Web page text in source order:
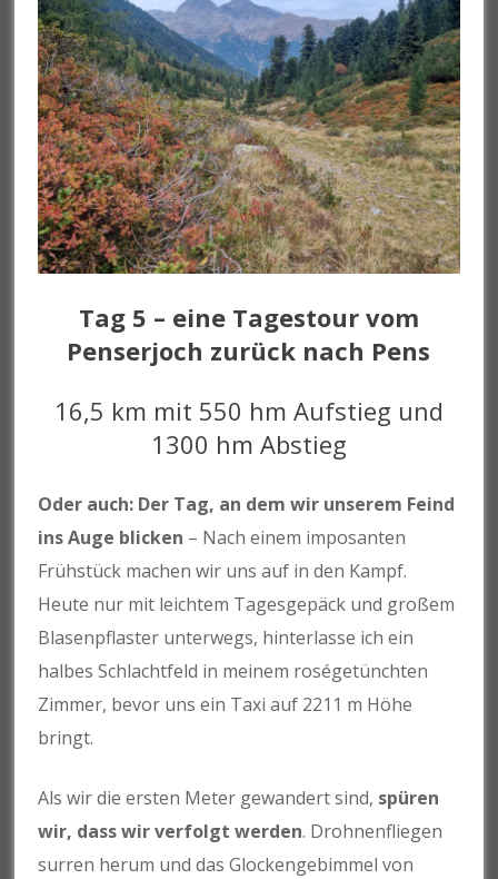
Tag 5 – eine Tagestour vom
Penserjoch zurück nach Pens
16,5 km mit 550 hm Aufstieg und
1300 hm Abstieg
Oder auch: Der Tag, an dem wir unserem Feind
ins Auge blicken – Nach einem imposanten
Frühstück machen wir uns auf in den Kampf.
Heute nur mit leichtem Tagesgepäck und großem
Blasenpflaster unterwegs, hinterlasse ich ein
halbes Schlachtfeld in meinem roségetünchten
Zimmer, bevor uns ein Taxi auf 2211 m Höhe
bringt.
Als wir die ersten Meter gewandert sind, spüren
wir, dass wir verfolgt werden. Drohnenfliegen
surren herum und das Glockengebimmel von